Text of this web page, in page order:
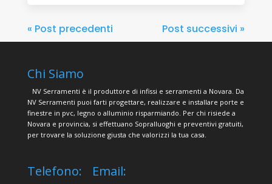
« Post precedenti Post successivi »
Chi Siamo
NV Serramenti è il produttore di infissi e serramenti a Novara. Da
NV Serramenti puoi farti progettare, realizzare e installare porte e
finestre in pvc, legno o alluminio risparmiando. Per chi risiede a
Novara e provincia, si effettuano Sopralluoghi e preventivi gratuiti,
per trovare la soluzione giusta che valorizzi la tua casa.
Telefono: Email: